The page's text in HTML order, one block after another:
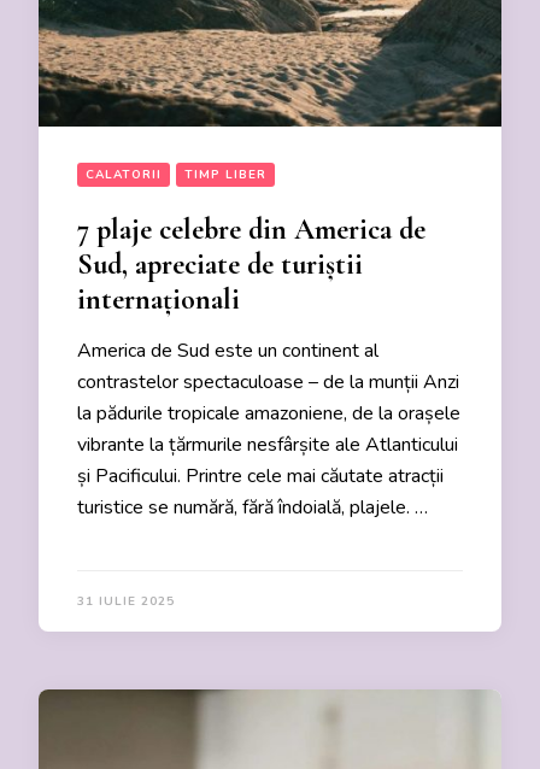
CALATORII TIMP LIBER
7 plaje celebre din America de
Sud, apreciate de turiștii
internaționali
America de Sud este un continent al
contrastelor spectaculoase – de la munții Anzi
la pădurile tropicale amazoniene, de la orașele
vibrante la țărmurile nesfârșite ale Atlanticului
și Pacificului. Printre cele mai căutate atracții
turistice se numără, fără îndoială, plajele. …
31 IULIE 2025